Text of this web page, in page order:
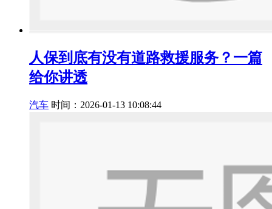
人保到底有没有道路救援服务？一篇
给你讲透
汽车 时间：2026-01-13 10:08:44